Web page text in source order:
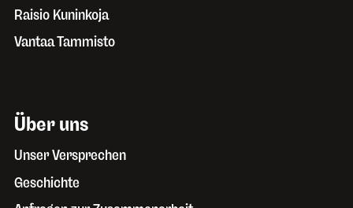
Raisio Kuninkoja
Vantaa Tammisto
Über uns
Unser Versprechen
Geschichte